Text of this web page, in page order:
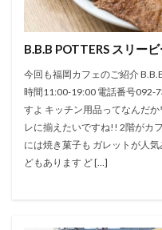
B.B.B POTTERS スリー
今回も福岡カフェのご紹介
時間11:00-19:00 電話番号092-
すよ キッチン用品ってなんだ
レに揃えたいですね!! 2階がカ
には焼き菓子も ガレットが人
どもあります ど […]